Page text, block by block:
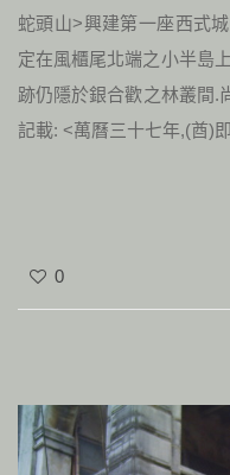
蛇頭山>興建第一座西式
定在風櫃尾北端之小半島
跡仍隱於銀合歡之林叢
記載: <萬曆三十七年,(酋)
0